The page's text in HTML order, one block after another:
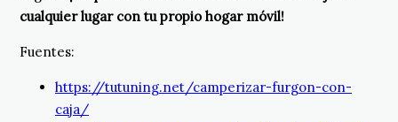
cualquier lugar con tu propio hogar móvil!
Fuentes:
https://tutuning.net/camperizar-furgon-con-
caja/